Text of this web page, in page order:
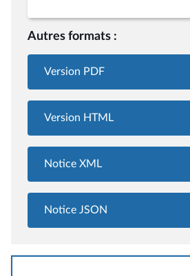
Autres formats :
Version PDF
Version HTML
Notice XML
Notice JSON